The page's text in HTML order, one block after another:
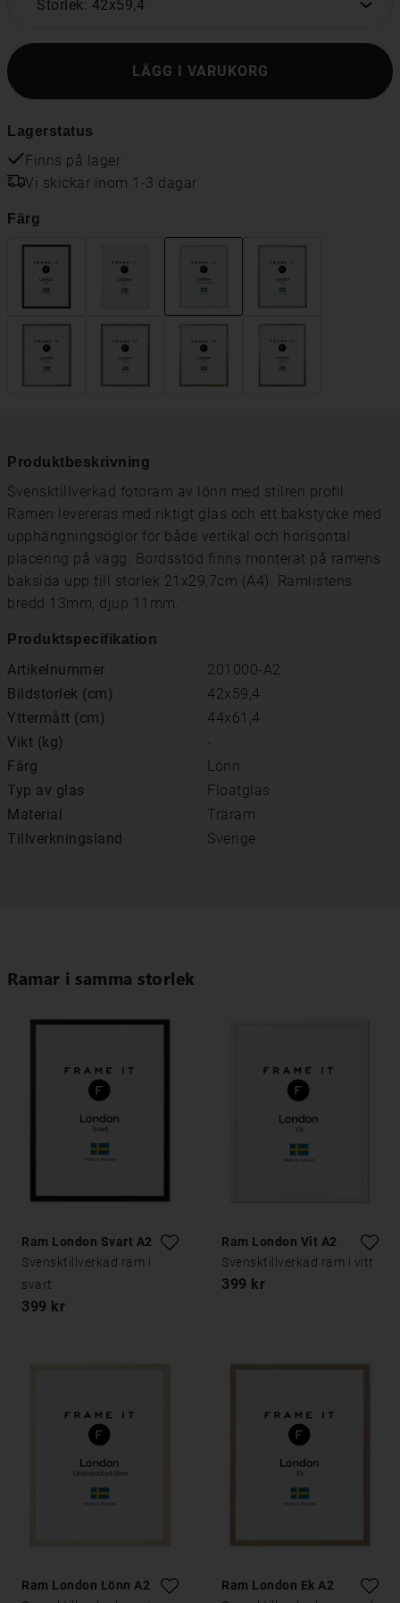
Storlek: 42x59,4
LÄGG I VARUKORG
Lagerstatus
Finns på lager
Vi skickar inom 1-3 dagar
Färg
Produktbeskrivning
Svensktillverkad fotoram av lönn med stilren profil.
Ramen levereras med riktigt glas och ett bakstycke med
upphängningsöglor för både vertikal och horisontal
placering på vägg. Bordsstöd finns monterat på ramens
baksida upp till storlek 21x29,7cm (A4). Ramlistens
bredd 13mm, djup 11mm.
Produktspecifikation
Artikelnummer
201000-A2
Bildstorlek (cm)
42x59,4
Yttermått (cm)
44x61,4
Vikt (kg)
-
Färg
Lönn
Typ av glas
Floatglas
Material
Träram
Tillverkningsland
Sverige
Ramar i samma storlek
Ram London Svart A2
Svensktillverkad ram i
svart
399 kr
Ram London Vit A2
Svensktillverkad ram i vitt
399 kr
Ram London Lönn A2
Ram London Ek A2